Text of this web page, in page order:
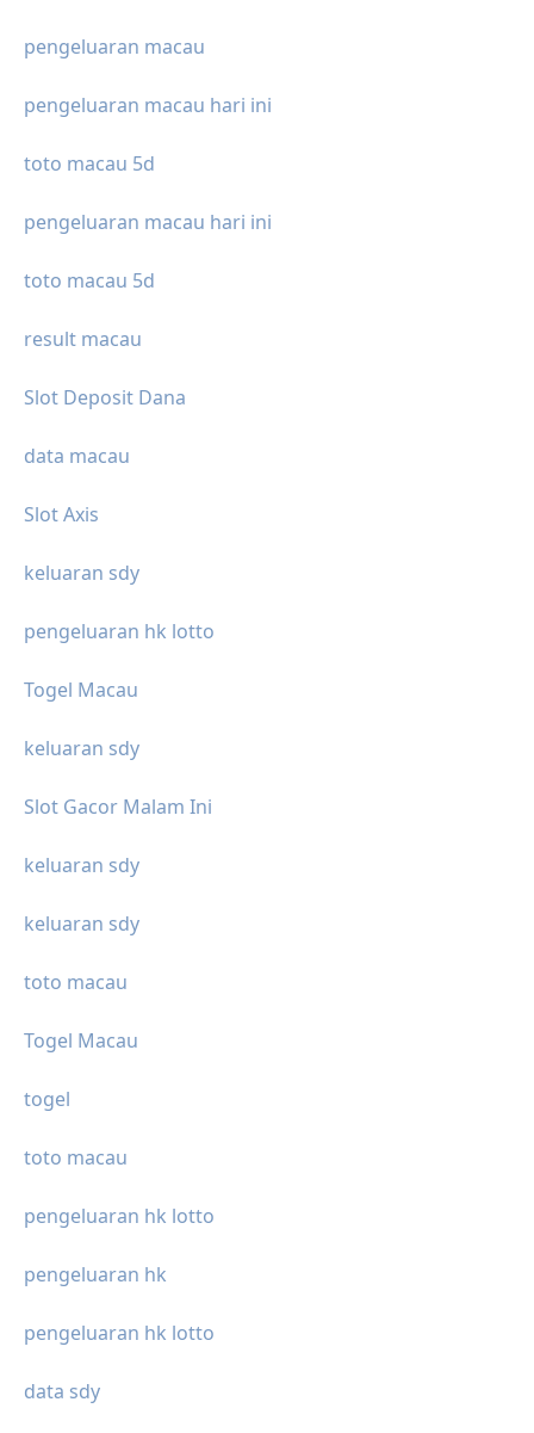
pengeluaran macau
pengeluaran macau hari ini
toto macau 5d
pengeluaran macau hari ini
toto macau 5d
result macau
Slot Deposit Dana
data macau
Slot Axis
keluaran sdy
pengeluaran hk lotto
Togel Macau
keluaran sdy
Slot Gacor Malam Ini
keluaran sdy
keluaran sdy
toto macau
Togel Macau
togel
toto macau
pengeluaran hk lotto
pengeluaran hk
pengeluaran hk lotto
data sdy